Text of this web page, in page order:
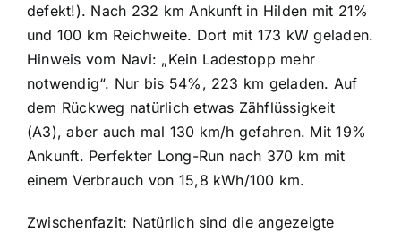
defekt!). Nach 232 km Ankunft in Hilden mit 21%
und 100 km Reichweite. Dort mit 173 kW geladen.
Hinweis vom Navi: „Kein Ladestopp mehr
notwendig“. Nur bis 54%, 223 km geladen. Auf
dem Rückweg natürlich etwas Zähflüssigkeit
(A3), aber auch mal 130 km/h gefahren. Mit 19%
Ankunft. Perfekter Long-Run nach 370 km mit
einem Verbrauch von 15,8 kWh/100 km.
Zwischenfazit: Natürlich sind die angezeigte